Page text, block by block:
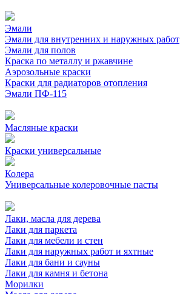
Эмали
Эмали для внутренних и наружных работ
Эмали для полов
Краска по металлу и ржавчине
Аэрозольные краски
Краски для радиаторов отопления
Эмали ПФ-115
Масляные краски
Краски универсальные
Колера
Универсальные колеровочные пасты
Лаки, масла для дерева
Лаки для паркета
Лаки для мебели и стен
Лаки для наружных работ и яхтные
Лаки для бани и сауны
Лаки для камня и бетона
Морилки